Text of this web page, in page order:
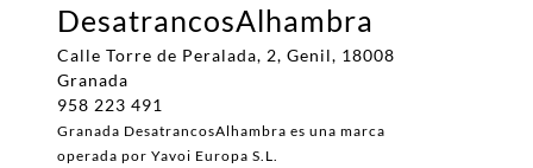
DesatrancosAlhambra
Calle Torre de Peralada, 2, Genil, 18008
Granada
958 223 491
Granada DesatrancosAlhambra es una marca
operada por Yavoi Europa S.L.